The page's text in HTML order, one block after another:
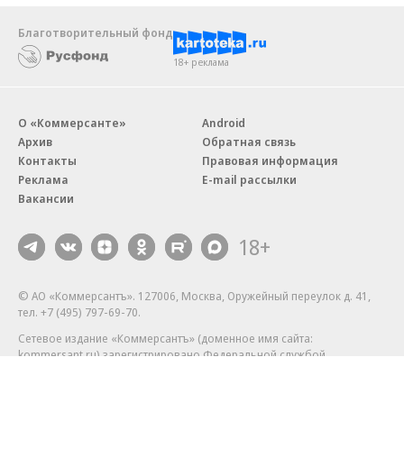
Благотворительный фонд
18+ реклама
О «Коммерсанте»
Архив
Контакты
Реклама
Вакансии
Android
Обратная связь
Правовая информация
E-mail рассылки
18+
© АО «Коммерсантъ». 127006, Москва, Оружейный переулок д. 41,
тел. +7 (495) 797-69-70.
Сетевое издание «Коммерсантъ» (доменное имя сайта:
kommersant.ru) зарегистрировано Федеральной службой